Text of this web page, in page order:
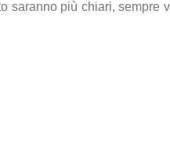
saranno più chiari, sempre